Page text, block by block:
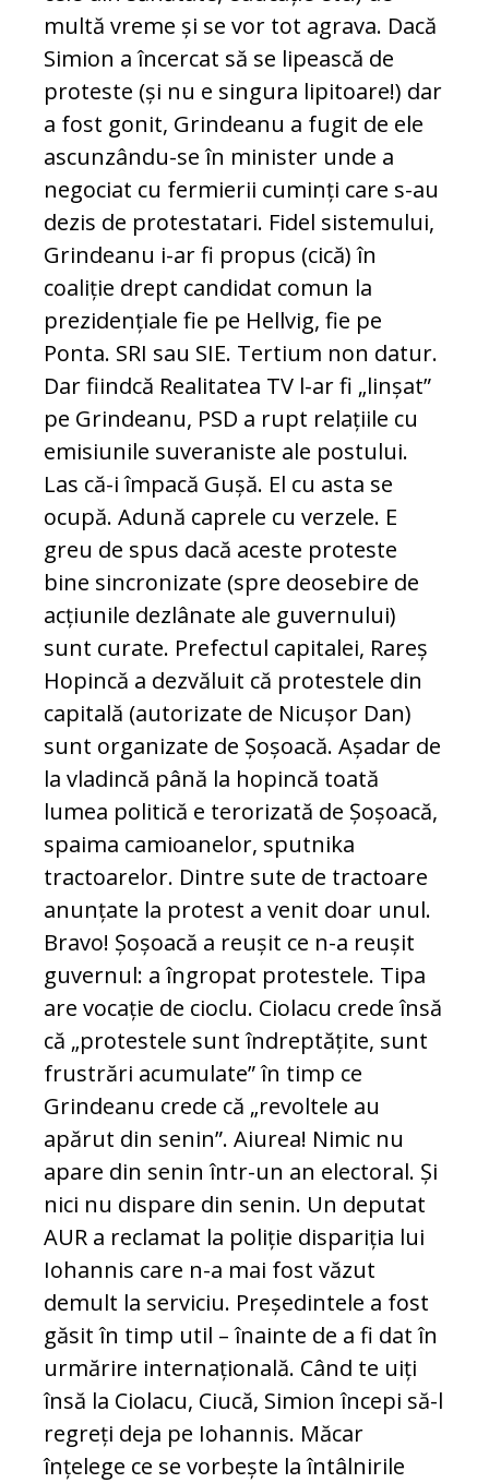
multă vreme și se vor tot agrava. Dacă
Simion a încercat să se lipească de
proteste (și nu e singura lipitoare!) dar
a fost gonit, Grindeanu a fugit de ele
ascunzându-se în minister unde a
negociat cu fermierii cuminți care s-au
dezis de protestatari. Fidel sistemului,
Grindeanu i-ar fi propus (cică) în
coaliție drept candidat comun la
prezidențiale fie pe Hellvig, fie pe
Ponta. SRI sau SIE. Tertium non datur.
Dar fiindcă Realitatea TV l-ar fi „linșat”
pe Grindeanu, PSD a rupt relațiile cu
emisiunile suveraniste ale postului.
Las că-i împacă Gușă. El cu asta se
ocupă. Adună caprele cu verzele. E
greu de spus dacă aceste proteste
bine sincronizate (spre deosebire de
acțiunile dezlânate ale guvernului)
sunt curate. Prefectul capitalei, Rareș
Hopincă a dezvăluit că protestele din
capitală (autorizate de Nicușor Dan)
sunt organizate de Șoșoacă. Așadar de
la vladincă până la hopincă toată
lumea politică e terorizată de Șoșoacă,
spaima camioanelor, sputnika
tractoarelor. Dintre sute de tractoare
anunțate la protest a venit doar unul.
Bravo! Șoșoacă a reușit ce n-a reușit
guvernul: a îngropat protestele. Tipa
are vocație de cioclu. Ciolacu crede însă
că „protestele sunt îndreptățite, sunt
frustrări acumulate” în timp ce
Grindeanu crede că „revoltele au
apărut din senin”. Aiurea! Nimic nu
apare din senin într-un an electoral. Și
nici nu dispare din senin. Un deputat
AUR a reclamat la poliție dispariția lui
Iohannis care n-a mai fost văzut
demult la serviciu. Președintele a fost
găsit în timp util – înainte de a fi dat în
urmărire internațională. Când te uiți
însă la Ciolacu, Ciucă, Simion începi să-l
regreți deja pe Iohannis. Măcar
înțelege ce se vorbește la întâlnirile